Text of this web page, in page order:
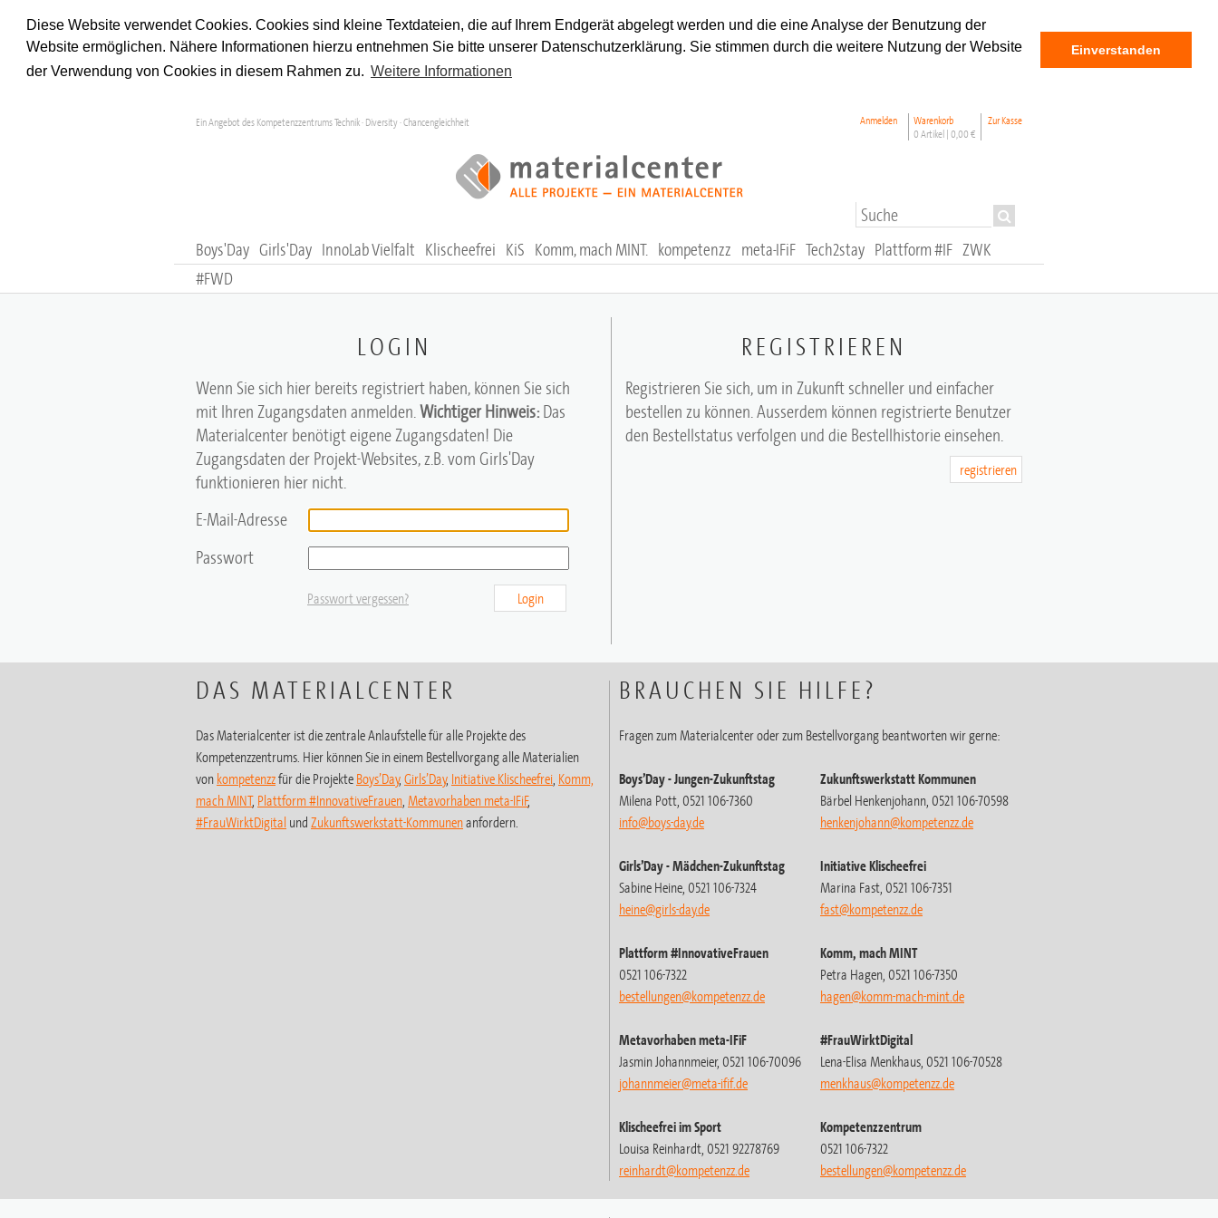
Diese Website verwendet Cookies. Cookies sind kleine Textdateien, die auf Ihrem Endgerät abgelegt werden und die eine Analyse der Benutzung der
Website ermöglichen. Nähere Informationen hierzu entnehmen Sie bitte unserer Datenschutzerklärung. Sie stimmen durch die weitere Nutzung der Website
der Verwendung von Cookies in diesem Rahmen zu. Weitere Informationen
Einverstanden
Ein Angebot des Kompetenzzentrums Technik · Diversity · Chancengleichheit Anmelden
Warenkorb
0 Artikel | 0,00 €
Zur Kasse
Boys'Day Girls'Day InnoLab Vielfalt Klischeefrei KiS Komm, mach MINT. kompetenzz meta-IFiF Tech2stay Plattform #IF ZWK
#FWD
LOGIN
Wenn Sie sich hier bereits registriert haben, können Sie sich
mit Ihren Zugangsdaten anmelden. Wichtiger Hinweis: Das
Materialcenter benötigt eigene Zugangsdaten! Die
Zugangsdaten der Projekt-Websites, z.B. vom Girls'Day
funktionieren hier nicht.
E-Mail-Adresse
Passwort
Passwort vergessen? Login
REGISTRIEREN
Registrieren Sie sich, um in Zukunft schneller und einfacher
bestellen zu können. Ausserdem können registrierte Benutzer
den Bestellstatus verfolgen und die Bestellhistorie einsehen.
registrieren
DAS MATERIALCENTER
Das Materialcenter ist die zentrale Anlaufstelle für alle Projekte des
Kompetenzzentrums. Hier können Sie in einem Bestellvorgang alle Materialien
von kompetenzzfür die Projekte Boys’Day, Girls’Day, Initiative Klischeefrei Komm,
mach MINT, Plattform #InnovativeFrauen Metavorhaben meta-IFiF,
#FrauWirktDigital und Zukunftswerkstatt-Kommunenanfordern.
BRAUCHEN SIE HILFE?
Fragen zum Materialcenter oder zum Bestellvorgang beantworten wir gerne:
Boys’Day- Jungen-Zukunftstag
Milena Pott, 0521 106-7360
info@boys-day.de
Zukunftswerkstatt Kommunen
Bärbel Henkenjohann, 0521 106-70598
henkenjohann@kompetenzz.de
Girls’Day- Mädchen-Zukunftstag
Sabine Heine, 0521 106-7324
heine@girls-day.de
Initiative Klischeefrei
Marina Fast, 0521 106-7351
fast@kompetenzz.de
Plattform #InnovativeFrauen
0521 106-7322
bestellungen@kompetenzz.de
Komm, mach MINT
Petra Hagen, 0521 106-7350
hagen@komm-mach-mint.de
Metavorhaben meta-IFiF
Jasmin Johannmeier, 0521 106-70096
johannmeier@meta-ifif.de
#FrauWirktDigital
Lena-Elisa Menkhaus, 0521 106-70528
menkhaus@kompetenzz.de
Klischeefrei im Sport
Louisa Reinhardt, 0521 92278769
reinhardt@kompetenzz.de
Kompetenzzentrum
0521 106-7322
bestellungen@kompetenzz.de